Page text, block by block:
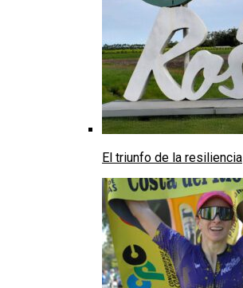
El triunfo de la resiliencia